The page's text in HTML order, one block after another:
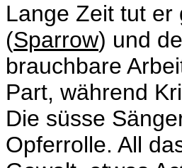
Lange Zeit tut
(Sparrow) und
brauchbare
Part, während
Die süsse
Opferrolle. All